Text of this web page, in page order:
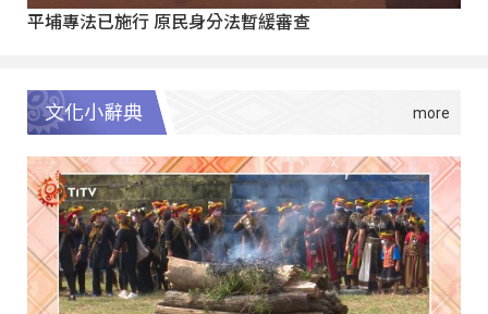
平埔專法已施行 原民身分法暫緩審查
文化小辭典